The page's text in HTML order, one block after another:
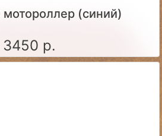
(синий)
3450 р.